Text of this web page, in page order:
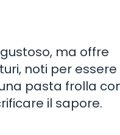
ma offre
noti per essere
pasta frolla
il sapore.